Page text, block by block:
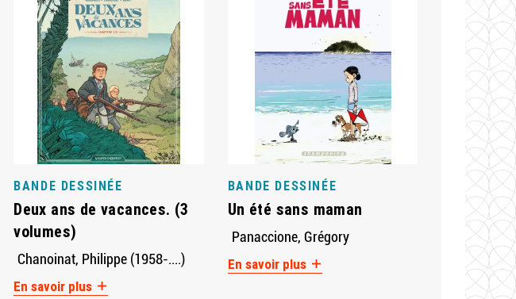
BANDE DESSINÉE
Deux ans de vacances. (3
volumes)
Chanoinat, Philippe (1958-....)
En savoir plus
BANDE DESSINÉE
Un été sans maman
Panaccione, Grégory
En savoir plus